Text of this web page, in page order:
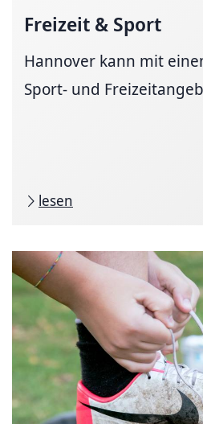
Freizeit & Sport
Hannover kann mit
Sport- und
lesen